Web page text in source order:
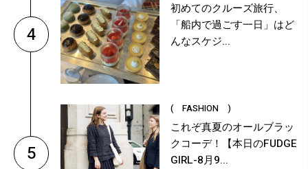
4
初めてのクルーズ旅行、
「船内で過ごす一日」はど
んなスケジ...
5
( FASHION )
これぞ真夏のオールブラッ
クコーデ！【本日のFUDGE
GIRL-8月9...